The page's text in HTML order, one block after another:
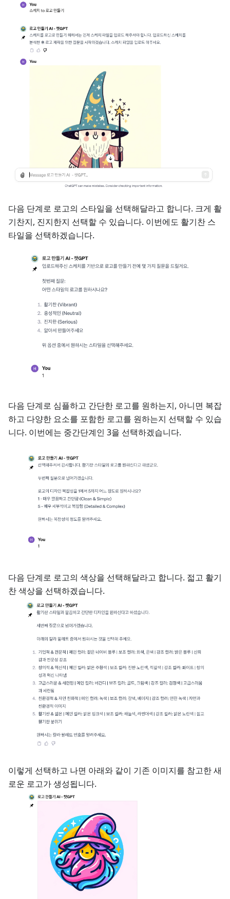
다음 단계로 로고의 스타일을 선택해달라고 합니다. 크게 활
기찬지, 진지한지 선택할 수 있습니다. 이번에도 활기찬 스
타일을 선택하겠습니다.
다음 단계로 심플하고 간단한 로고를 원하는지, 아니면 복잡
하고 다양한 요소를 포함한 로고를 원하는지 선택할 수 있습
니다. 이번에는 중간단계인 3을 선택하겠습니다.
다음 단계로 로고의 색상을 선택해달라고 합니다. 젋고 활기
찬 색상을 선택하겠습니다.
이렇게 선택하고 나면 아래와 같이 기존 이미지를 참고한 새
로운 로고가 생성됩니다.